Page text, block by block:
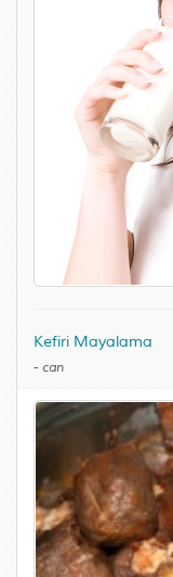
Kefiri Mayalama
- can